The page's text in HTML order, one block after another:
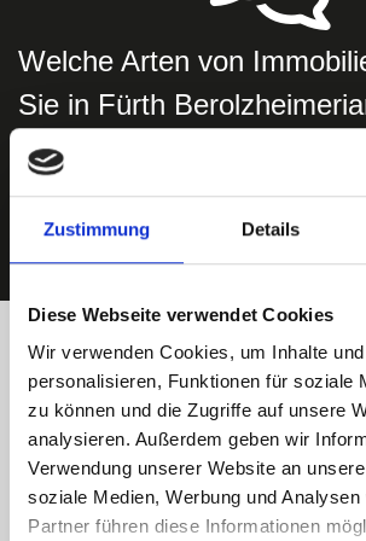
Zustimmung Details
Diese Webseite verwendet Cookies
Wir verwenden Cookies, um Inhalte
personalisieren, Funktionen für soziale
zu können und die Zugriffe auf unsere
analysieren. Außerdem geben wir
Verwendung unserer Website an
soziale Medien, Werbung und
Partner führen diese Informationen
Welche Arten von
Sie in Fürth
Wir bieten Unterstützung beim Verkauf
Häusern als auch Wohnungen in der
Immobilienverkauf in
Berolzheimerianum
Umgebung - Käufer